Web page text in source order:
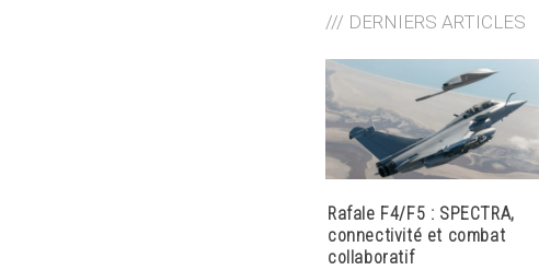
/// DERNIERS ARTICLES
Rafale F4/F5 : SPECTRA,
connectivité et combat
collaboratif